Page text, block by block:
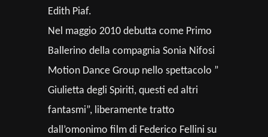
Edith Piaf.
Nel maggio 2010 debutta come Primo
Ballerino della compagnia Sonia Nifosi
Motion Dance Group nello spettacolo ”
Giulietta degli Spiriti, questi ed altri
fantasmi”, liberamente tratto
dall’omonimo film di Federico Fellini su